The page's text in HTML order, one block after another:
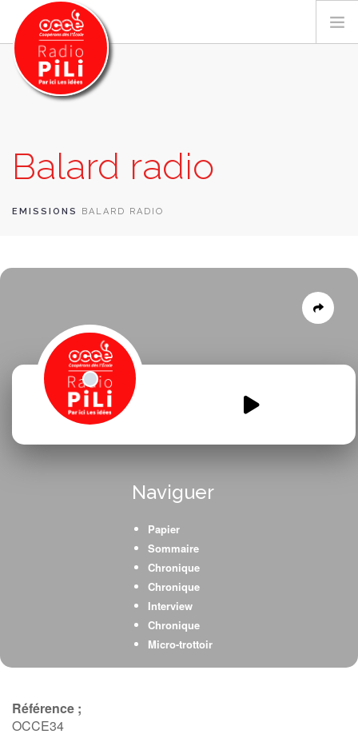
GRILLE DES PROGRAMMES
EMISSIONS / PODCASTS
CONTACT
Balard radio
EMISSIONS BALARD RADIO
Festival-litterature-BALARD3-
Naviguer
Papier
Sommaire
Chronique
Chronique
Interview
Chronique
Micro-trottoir
Référence ;
OCCE34